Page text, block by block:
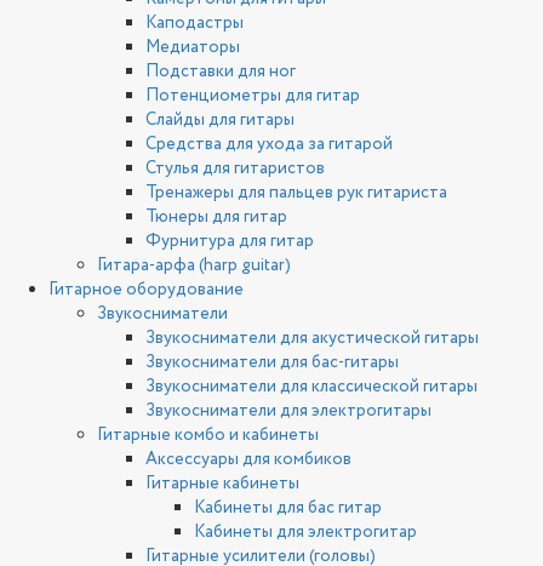
Каподастры
Медиаторы
Подставки для ног
Потенциометры для гитар
Слайды для гитары
Средства для ухода за гитарой
Стулья для гитаристов
Тренажеры для пальцев рук гитариста
Тюнеры для гитар
Фурнитура для гитар
Гитара-арфа (harp guitar)
Гитарное оборудование
Звукосниматели
Звукосниматели для акустической гитары
Звукосниматели для бас-гитары
Звукосниматели для классической гитары
Звукосниматели для электрогитары
Гитарные комбо и кабинеты
Аксессуары для комбиков
Гитарные кабинеты
Кабинеты для бас гитар
Кабинеты для электрогитар
Гитарные усилители (головы)